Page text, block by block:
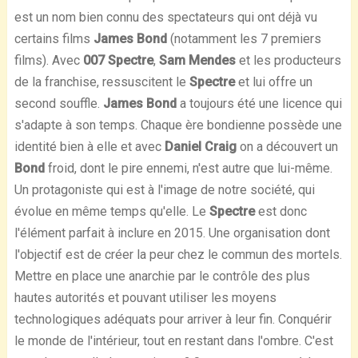
est un nom bien connu des spectateurs qui ont déjà vu
certains films James Bond(notamment les 7 premiers
films). Avec 007Spectre, Sam Mendeset les producteurs
de la franchise, ressuscitent le Spectreet lui offre un
second souffle. James Bonda toujours été une licence qui
s'adapte à son temps. Chaque ère bondienne possède une
identité bien à elle et avec Daniel Craigon a découvert un
Bondfroid, dont le pire ennemi, n'est autre que lui-même.
Un protagoniste qui est à l'image de notre société, qui
évolue en même temps qu'elle. Le Spectreest donc
l'élément parfait à inclure en 2015. Une organisation dont
l'objectif est de créer la peur chez le commun des mortels.
Mettre en place une anarchie par le contrôle des plus
hautes autorités et pouvant utiliser les moyens
technologiques adéquats pour arriver à leur fin. Conquérir
le monde de l'intérieur, tout en restant dans l'ombre. C'est